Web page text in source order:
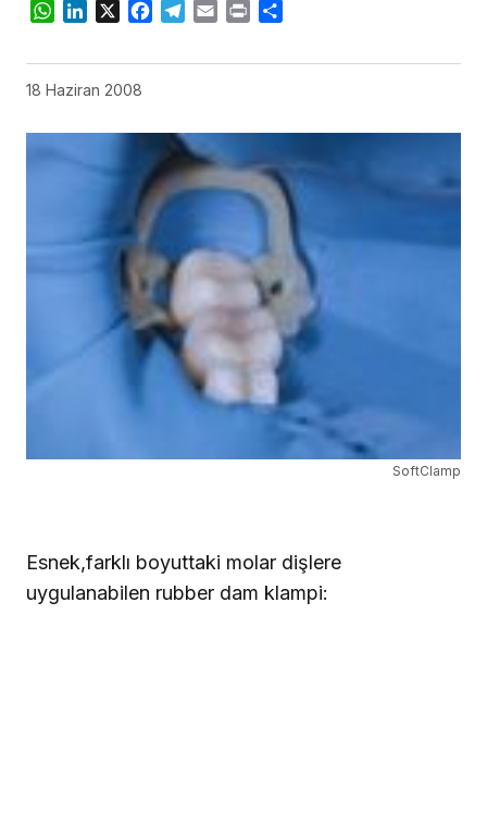
WhatsApp
LinkedIn
X Facebook
Telegram
Email Print
18 Haziran 2008
SoftClamp
Esnek,farklı boyuttaki molar dişlere
uygulanabilen rubber dam klampi: